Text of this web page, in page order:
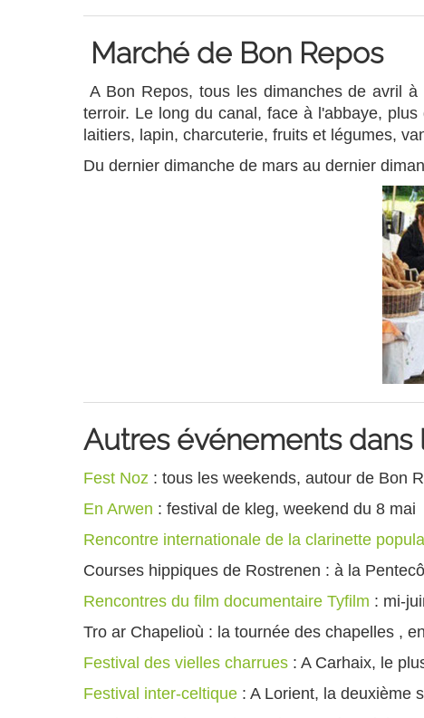
Marché de Bon Repos
A Bon Repos, tous les dimanches de avril à
terroir. Le long du canal, face à l'abbaye,
laitiers, lapin, charcuterie, fruits et légumes,
Du dernier dimanche de mars au dernier
Autres événements dans
Fest Noz : tous les weekends, autour de Bon
En Arwen : festival de kleg, weekend du 8 mai
Rencontre internationale de la clarinette
Courses hippiques de Rostrenen : à la
Rencontres du film documentaire Tyfilm : mi-
Tro ar Chapelioù : la tournée des chapelles ,
Festival des vielles charrues : A Carhaix, le
Festival inter-celtique : A Lorient, la deuxième